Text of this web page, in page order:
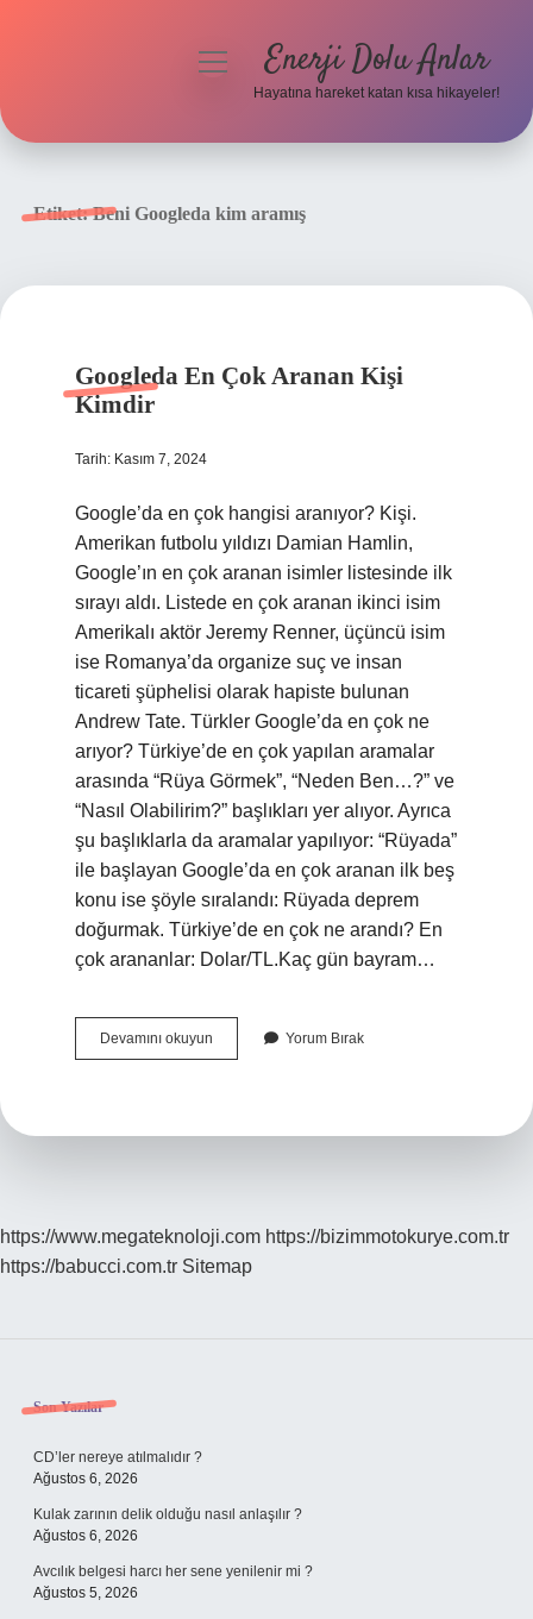
menüyüEnerji Dolu Anlar
Hayatına hareket katan kısa hikayeler!
Etiket:Beni Googleda kim aramış
Googleda En Çok Aranan Kişi
Kimdir
Tarih: Kasım 7, 2024
Google’da en çok hangisi aranıyor? Kişi.
Amerikan futbolu yıldızı Damian Hamlin,
Google’ın en çok aranan isimler listesinde ilk
sırayı aldı. Listede en çok aranan ikinci isim
Amerikalı aktör Jeremy Renner, üçüncü isim
ise Romanya’da organize suç ve insan
ticareti şüphelisi olarak hapiste bulunan
Andrew Tate. Türkler Google’da en çok ne
arıyor? Türkiye’de en çok yapılan aramalar
arasında “Rüya Görmek”, “Neden Ben…?” ve
“Nasıl Olabilirim?” başlıkları yer alıyor. Ayrıca
şu başlıklarla da aramalar yapılıyor: “Rüyada”
ile başlayan Google’da en çok aranan ilk beş
konu ise şöyle sıralandı: Rüyada deprem
doğurmak. Türkiye’de en çok ne arandı? En
çok arananlar: Dolar/TL.Kaç gün bayram…
Devamını okuyun Googleda
En
Yorum Bırak
https://www.megateknoloji.com https://bizimmotokurye.com.tr
https://babucci.com.tr Sitemap
Sidebar
Son Yazılar
CD’ler nereye atılmalıdır ?
Ağustos 6, 2026
Kulak zarının delik olduğu nasıl anlaşılır ?
Ağustos 6, 2026
Avcılık belgesi harcı her sene yenilenir mi ?
Ağustos 5, 2026